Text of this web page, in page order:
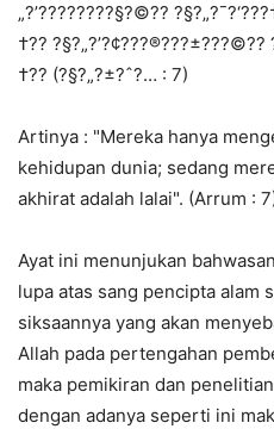
„?’?­???????§?©??
†?? ?§?„?’?¢???®???±???©??
†?? (?§?„?±?ˆ?… : 7)
Artinya : "Mereka hanya
kehidupan dunia; sedang
akhirat adalah lalai". (Arrum :
Ayat ini menunjukan
lupa atas sang pencipta alam
siksaannya yang akan
Allah pada pertengahan
maka pemikiran dan
dengan adanya seperti ini